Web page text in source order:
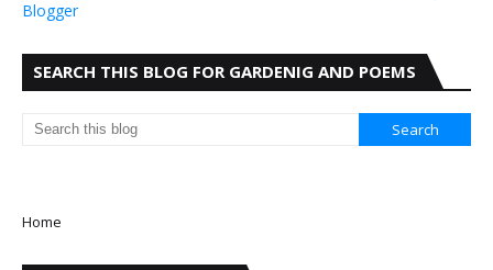
Blogger
SEARCH THIS BLOG FOR GARDENIG AND POEMS
Home